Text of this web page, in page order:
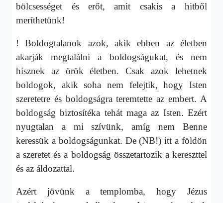
bölcsességet és erőt, amit csakis a hitből
meríthetünk!
! Boldogtalanok azok, akik ebben az életben
akarják megtalálni a boldogságukat, és nem
hisznek az örök életben. Csak azok lehetnek
boldogok, akik soha nem felejtik, hogy Isten
szeretetre és boldogságra teremtette az embert. A
boldogság biztosítéka tehát maga az Isten. Ezért
nyugtalan a mi szívünk, amíg nem Benne
keressük a boldogságunkat. De (NB!) itt a földön
a szeretet és a boldogság összetartozik a kereszttel
és az áldozattal.
Azért jövünk a templomba, hogy Jézus